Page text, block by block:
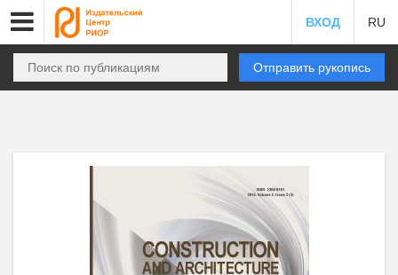
ВХОД RU
Отправить рукопись